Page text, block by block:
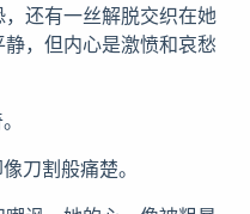
还有一丝解脱交织在她
，但内心是激愤和哀愁
刀割般痛楚。